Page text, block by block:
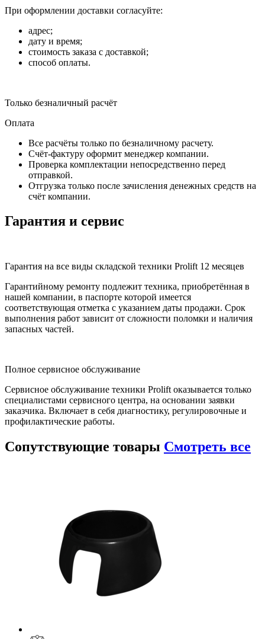
При оформлении доставки согласуйте:
адрес;
дату и время;
стоимость заказа с доставкой;
способ оплаты.
Только безналичный расчёт
Оплата
Все расчёты только по безналичному расчету.
Счёт-фактуру оформит менеджер компании.
Проверка комплектации непосредственно перед
отправкой.
Отгрузка только после зачисления денежных средств на
счёт компании.
Гарантия и сервис
Гарантия на все виды складской техники Prolift 12 месяцев
Гарантийному ремонту подлежит техника, приобретённая в
нашей компании, в паспорте которой имеется
соответствующая отметка с указанием даты продажи. Срок
выполнения работ зависит от сложности поломки и наличия
запасных частей.
Полное сервисное обслуживание
Сервисное обслуживание техники Prolift оказывается только
специалистами сервисного центра, на основании заявки
заказчика. Включает в себя диагностику, регулировочные и
профилактические работы.
Сопутствующие товары Смотреть все